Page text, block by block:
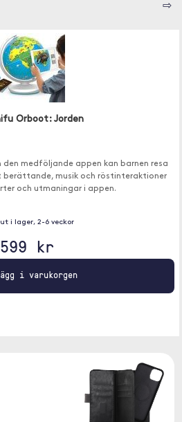
⇨
Orboot: Jorden
den medföljande appen kan barnen resa
berättande, musik och röstinteraktioner
och utmaningar i appen.
i lager, 2-6 veckor
599 kr
i varukorgen